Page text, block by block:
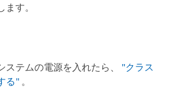
す。
ステムの電源を入れたら、 "クラス
る" 。